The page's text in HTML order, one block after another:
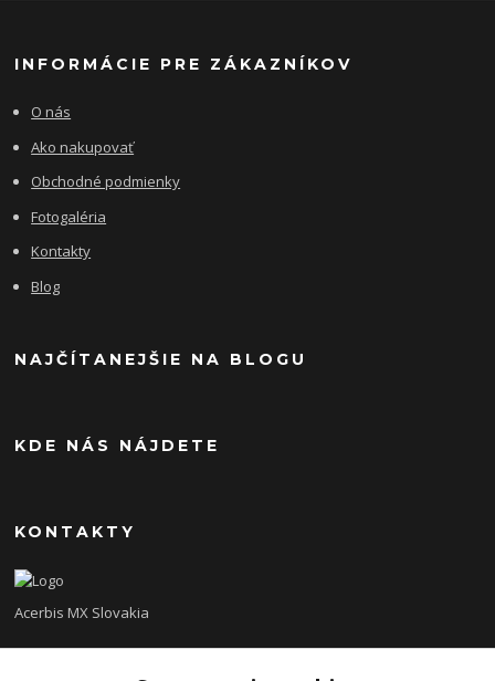
INFORMÁCIE PRE ZÁKAZNÍKOV
O nás
Ako nakupovať
Obchodné podmienky
Fotogaléria
Kontakty
Blog
NAJČÍTANEJŠIE NA BLOGU
KDE NÁS NÁJDETE
KONTAKTY
Acerbis MX Slovakia